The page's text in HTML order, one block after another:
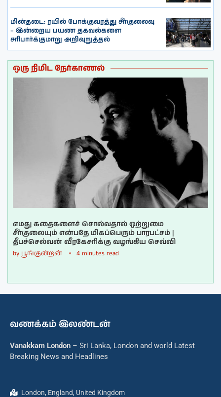
மின்தடை: ரயில் போக்குவரத்து சீர்குலைவு
– இன்றைய பயண தகவல்களை
சரிபார்க்குமாறு அறிவுறுத்தல்
ஒரு நிமிட நேர்காணல்
எமது கதைகளைச் சொல்வதால் ஒற்றுமை
சீர்குலையும் என்பதே மிகப்பெரும் பாரபட்சம் |
தீபச்செல்வன் வீரகேசரிக்கு வழங்கிய செவ்வி
by பூங்குன்றன் 4 minutes read
வணக்கம் இலண்டன்
Vanakkam London – Sri Lanka, London and world Latest
Breaking News and Headlines
London, England, United Kingdom